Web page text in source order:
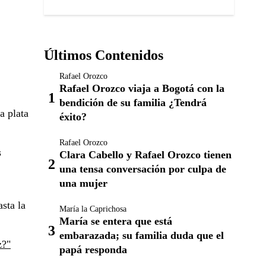
plata
la
Últimos Contenidos
Rafael Orozco
Rafael Orozco viaja a Bogotá con la
bendición de su familia ¿Tendrá
éxito?
Rafael Orozco
Clara Cabello y Rafael Orozco tienen
una tensa conversación por culpa de
una mujer
María la Caprichosa
María se entera que está
embarazada; su familia duda que el
papá responda